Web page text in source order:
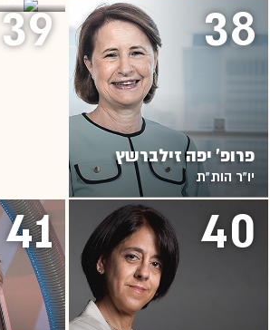
38
פרופ' יפה זילברשץ
יו"ר הות"ת
39
40
41